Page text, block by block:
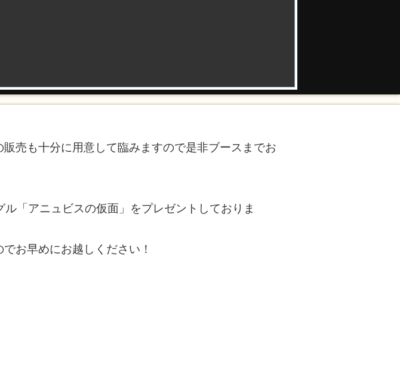
売も十分に用意して臨みますので是非ブースまでお
「アニュビスの仮面」をプレゼントしておりま
お早めにお越しください！